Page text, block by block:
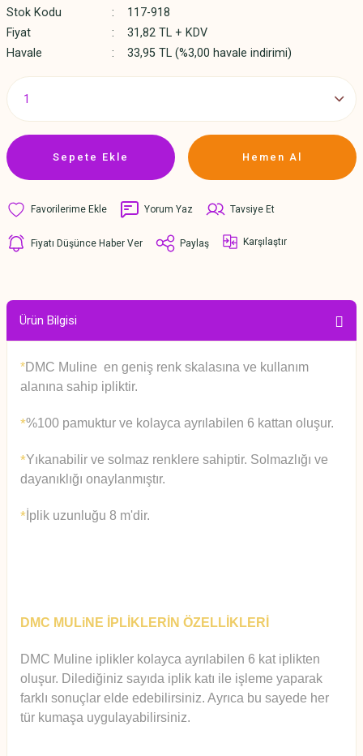
Stok Kodu
117-918
Fiyat
31,82 TL + KDV
Havale
33,95 TL (%3,00 havale indirimi)
Sepete Ekle Hemen Al
Yorum Yaz Tavsiye Et
Fiyatı Düşünce Haber Ver Paylaş Karşılaştır
Ürün Bilgisi
*DMC Muline en geniş renk skalasına ve kullanım
alanına sahip ipliktir.
*%100 pamuktur ve kolayca ayrılabilen 6 kattan oluşur.
*Yıkanabilir ve solmaz renklere sahiptir. Solmazlığı ve
dayanıklığı onaylanmıştır.
* İplik uzunluğu 8 m'dir.
DMC MULiNE İPLİKLERİN ÖZELLİKLERİ
DMC Muline iplikler kolayca ayrılabilen 6 kat iplikten
oluşur. Dilediğiniz sayıda iplik katı ile işleme yaparak
farklı sonuçlar elde edebilirsiniz. Ayrıca bu sayede her
tür kumaşa uygulayabilirsiniz.